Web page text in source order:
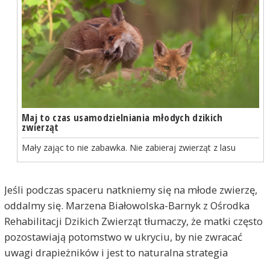
Maj to czas usamodzielniania młodych dzikich
zwierząt
Mały zając to nie zabawka. Nie zabieraj zwierząt z lasu
Jeśli podczas spaceru natkniemy się na młode zwierzę,
oddalmy się. Marzena Białowolska-Barnyk z Ośrodka
Rehabilitacji Dzikich Zwierząt tłumaczy, że matki często
pozostawiają potomstwo w ukryciu, by nie zwracać
uwagi drapieżników i jest to naturalna strategia